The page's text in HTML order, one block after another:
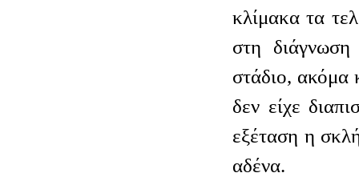
κλίμακα τα
στη
στάδιο, ακόμα
δεν είχε
εξέταση η
αδένα.